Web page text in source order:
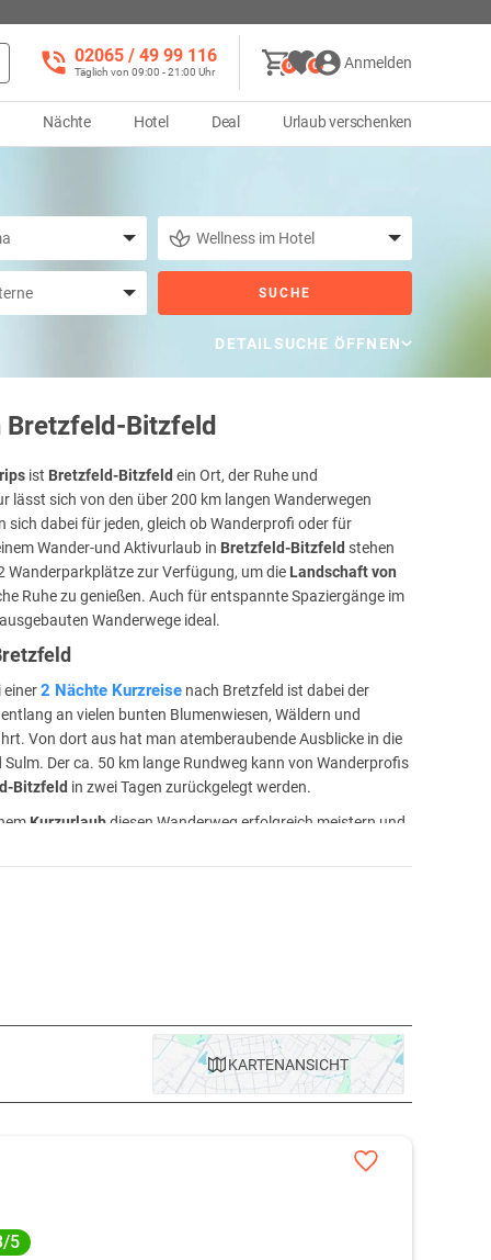
02065 / 49 ‌99 116
Täglich von 09:00 - 21:00 Uhr
0 0 Anmelden
Nächte Hotel Deal Urlaub verschenken
SUCHE
DETAILSUCHE ÖFFNEN
Bretzfeld-Bitzfeld
ist Bretzfeld-Bitzfeld ein Ort, der Ruhe und
lässt sich von den über 200 km langen Wanderwegen
sich dabei für jeden, gleich ob Wanderprofi oder für
Wander-und Aktivurlaub in Bretzfeld-Bitzfeld stehen
Wanderparkplätze zur Verfügung, um die Landschaft von
Ruhe zu genießen. Auch für entspannte Spaziergänge im
Wanderwege ideal.
einer2 Nächte Kurzreise nach Bretzfeld ist dabei der
an vielen bunten Blumenwiesen, Wäldern und
Von dort aus hat man atemberaubende Ausblicke in die
Der ca. 50 km lange Rundweg kann von Wanderprofis
Bitzfeld in zwei Tagen zurückgelegt werden.
Kurzurlaubdiesen Wanderweg erfolgreich meistern und
Bitzfeld.Es besticht dabei mit wundervollen Grotten,
KARTENANSICHT
5